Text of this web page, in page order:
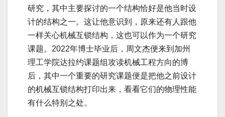
研究，其中主要探讨的一个结构恰好是他当时设
计的结构之一。这让他意识到，原来还有人跟他
一样关心机械互锁结构，这也可以作为一个研究
课题。2022年博士毕业后，周文杰便来到加州
理工学院达拉约课题组攻读机械工程方向的博
后，其中一个重要的研究课题便是把他之前设计
的机械互锁结构打印出来，看看它们的物理性能
有什么特别之处。